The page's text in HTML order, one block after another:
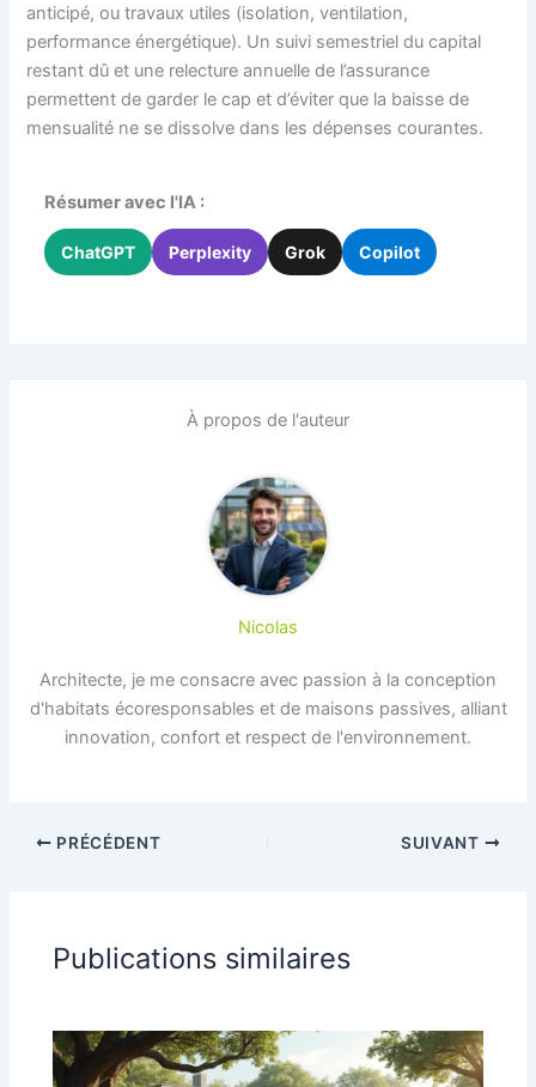
anticipé, ou travaux utiles (isolation, ventilation,
performance énergétique). Un suivi semestriel du capital
restant dû et une relecture annuelle de l’assurance
permettent de garder le cap et d’éviter que la baisse de
mensualité ne se dissolve dans les dépenses courantes.
Résumer avec l'IA :
ChatGPT Perplexity Grok Copilot
À propos de l'auteur
Nicolas
Architecte, je me consacre avec passion à la conception
d'habitats écoresponsables et de maisons passives, alliant
innovation, confort et respect de l'environnement.
PRÉCÉDENT SUIVANT
Publications similaires